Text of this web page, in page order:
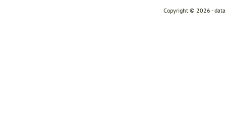
Copyright © 2026 -